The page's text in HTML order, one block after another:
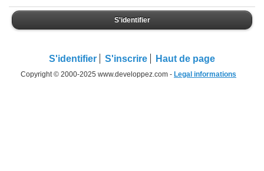
S'identifier
S'identifier S'inscrire Haut de page
Copyright © 2000-2025 www.developpez.com - Legal informations